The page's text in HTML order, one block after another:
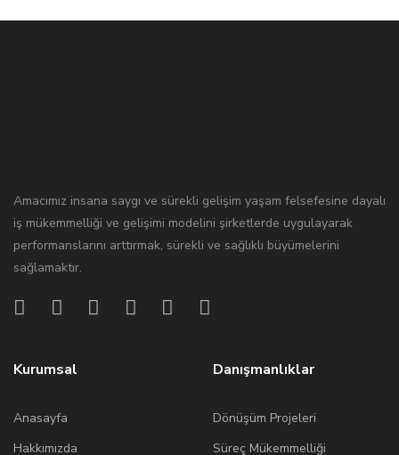
Amacımız insana saygı ve sürekli gelişim yaşam felsefesine dayalı
iş mükemmelliği ve gelişimi modelini şirketlerde uygulayarak
performanslarını arttırmak, sürekli ve sağlıklı büyümelerini
sağlamaktır.
Kurumsal
Anasayfa
Hakkımızda
Danışmanlıklar
Dönüşüm Projeleri
Süreç Mükemmelliği